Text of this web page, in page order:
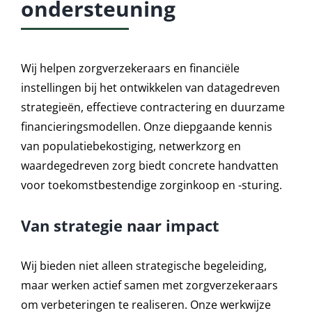
ondersteuning
Wij helpen zorgverzekeraars en financiële
instellingen bij het ontwikkelen van datagedreven
strategieën, effectieve contractering en duurzame
financieringsmodellen. Onze diepgaande kennis
van populatiebekostiging, netwerkzorg en
waardegedreven zorg biedt concrete handvatten
voor toekomstbestendige zorginkoop en -sturing.
Van strategie naar impact
Wij bieden niet alleen strategische begeleiding,
maar werken actief samen met zorgverzekeraars
om verbeteringen te realiseren. Onze werkwijze